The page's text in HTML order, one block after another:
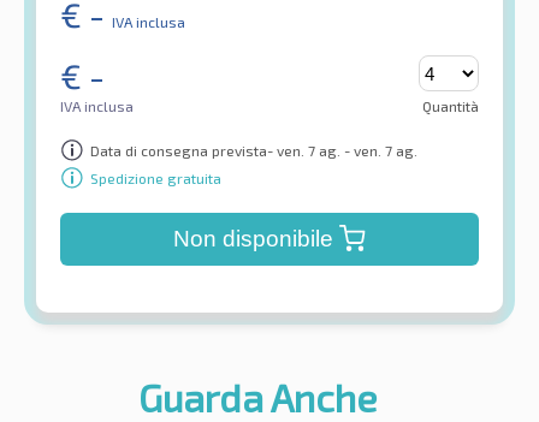
€ - IVA inclusa
€ -
IVA inclusa Quantità
Data di consegna prevista- ven. 7 ag. - ven. 7 ag.
Spedizione gratuita
Non disponibile
Guarda Anche